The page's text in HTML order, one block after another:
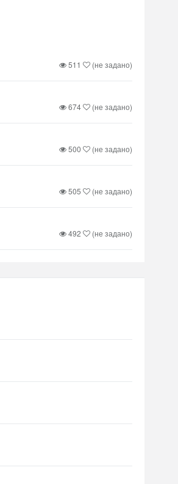
511 (не задано)
674 (не задано)
500 (не задано)
505 (не задано)
492 (не задано)